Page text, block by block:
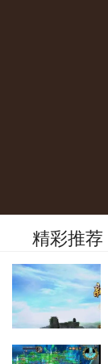
精彩推荐